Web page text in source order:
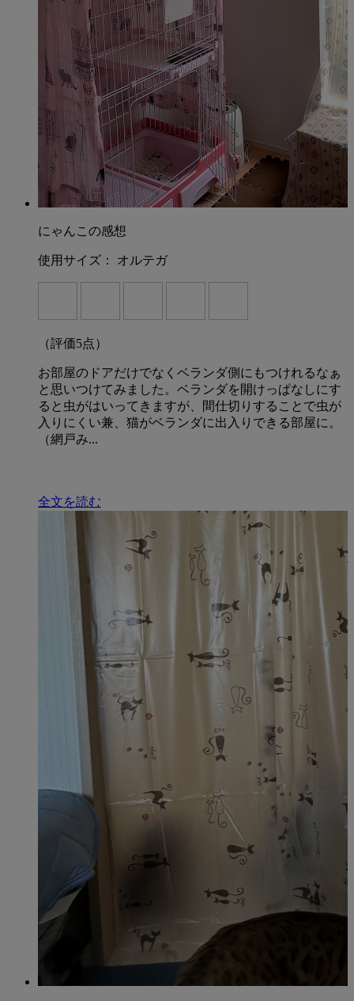
にゃんこの感想
使用サイズ： オルテガ
（評価5点）
お部屋のドアだけでなくベランダ側にもつけれるなぁ
と思いつけてみました。ベランダを開けっぱなしにす
ると虫がはいってきますが、間仕切りすることで虫が
入りにくい兼、猫がベランダに出入りできる部屋に。
（網戸み...
全文を読む